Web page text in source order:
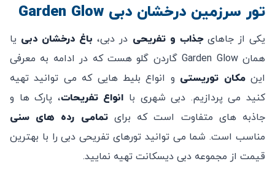
باشد (جهت اطلاع از تاریخ دقیق در واتساپ پیام دهید).
تور سرزمین درخشان دبی Garden Glow
یکی از جاهایجذاب و تفریحی در دبی، باغ درخشان دبی یا
همان Garden Glow گاردن گلو هست که در ادامه به معرفی
اینمکان توریستی و انواع بلیط هایی که می توانید تهیه
کنید می پردازیم. دبی شهری با انواع تفریحات، پارک ها و
جاذبه های متفاوت است که برایتمامی رده های سنی
مناسب است. شما می توانید تورهای تفریحی دبی را با بهترین
قیمت از مجموعه دبی دیسکانت تهیه نمایید.